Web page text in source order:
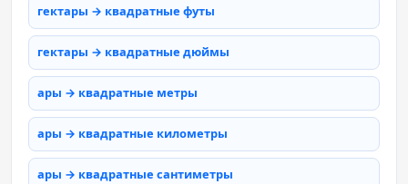
гектары → квадратные футы
гектары → квадратные дюймы
ары → квадратные метры
ары → квадратные километры
ары → квадратные сантиметры